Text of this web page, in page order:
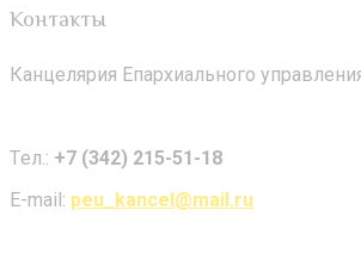
Контакты
Канцелярия Епархиального
Tел.: +7 (342) 215-51-18
E-mail: peu_kancel@mail.ru